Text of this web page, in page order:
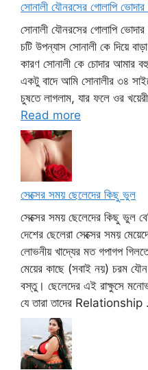
সোনালী যৌনরসের গোলাপি ভোদার
সোনালী যৌনরসের গোলাপি ভোদার
চটি উপন্যাস সোনালী কে দিয়ে
কারণ সোনালী কে চোদার আমার বহু
একটু বাদে আমি সোনালীর ৩৪
চুষতে লাগলাম, যার ফলে ওর
Read more
সেক্সের সময় ছেলেদের কিছু ভুল
সেক্সের সময় ছেলেদের কিছু ভুল
দেশের ছেলেরা সেক্সের সময়
লোভনীয় খাদ্যের মত গপাগপ
মেয়ের কাছে (সবাই নয়) চরম
বস্তু। ছেলেদের এই রাক্ষুসে
যে তারা তাদের Relationship